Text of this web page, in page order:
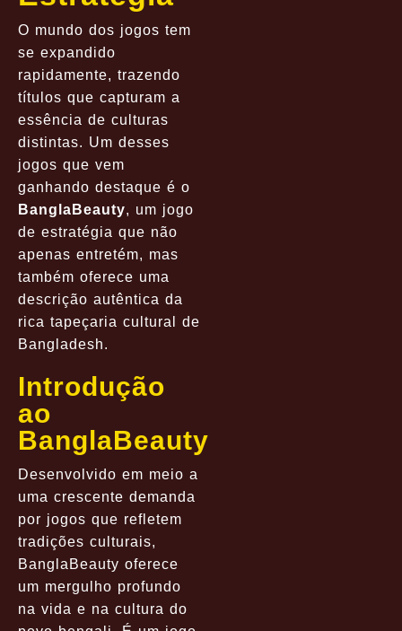
O mundo dos jogos tem
se expandido
rapidamente, trazendo
títulos que capturam a
essência de culturas
distintas. Um desses
jogos que vem
ganhando destaque é o
BanglaBeauty, um jogo
de estratégia que não
apenas entretém, mas
também oferece uma
descrição autêntica da
rica tapeçaria cultural de
Bangladesh.
Introdução
ao
BanglaBeauty
Desenvolvido em meio a
uma crescente demanda
por jogos que refletem
tradições culturais,
BanglaBeauty oferece
um mergulho profundo
na vida e na cultura do